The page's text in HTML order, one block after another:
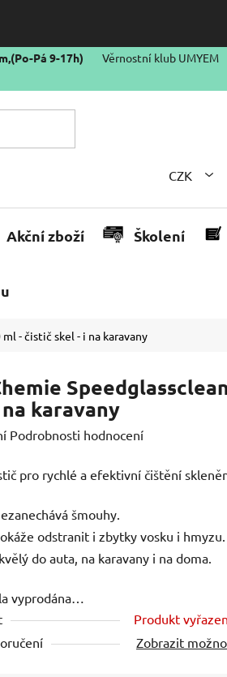
,(Po-Pá 9-17h) Věrnostní klub UMYEM
CZK
Akční zboží Školení
- čistič skel - i na karavany
karavany
Podrobnosti hodnocení
pro rychlé a efektivní čištění
šmouhy.
odstranit i zbytky vosku i hmyzu.
do auta, na karavany i na doma.
vyprodána…
Produkt
Zobrazit